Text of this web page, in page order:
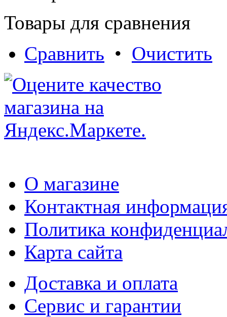
Товары для сравнения
Сравнить • Очистить
О магазине
Контактная
Политика
Карта сайта
Доставка и оплата
Сервис и гарантии